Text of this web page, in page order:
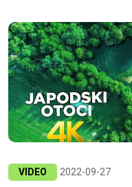
VIDEO 2022-09-27